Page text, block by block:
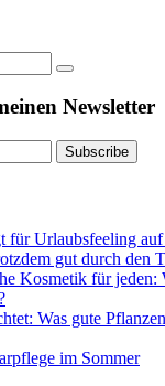
Newsletter
Subscribe
für Urlaubsfeeling
gut durch den
Kosmetik für jeden:
Was gute
im Sommer